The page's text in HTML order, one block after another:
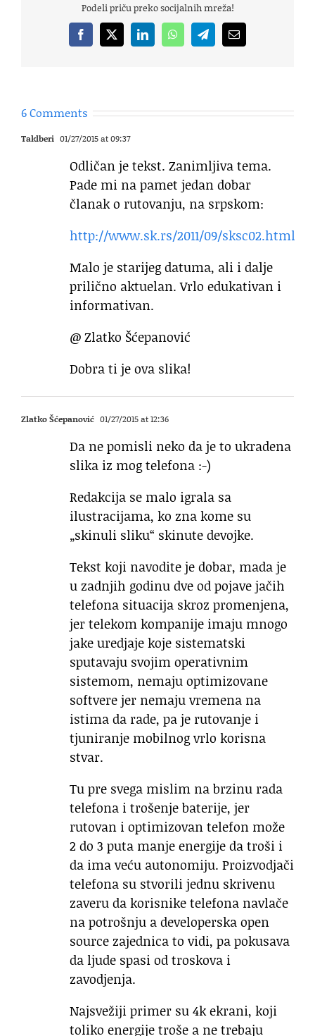
Podeli priču preko socijalnih mreža!
Facebook
X LinkedInWhatsAppTelegramEmail
6 Comments
Taklberi 01/27/2015 at 09:37
Odličan je tekst. Zanimljiva tema.
Pade mi na pamet jedan dobar
članak o rutovanju, na srpskom:
http://www.sk.rs/2011/09/sksc02.html
Malo je starijeg datuma, ali i dalje
prilično aktuelan. Vrlo edukativan i
informativan.
@ Zlatko Šćepanović
Dobra ti je ova slika!
Zlatko Šćepanović 01/27/2015 at 12:36
Da ne pomisli neko da je to ukradena
slika iz mog telefona :-)
Redakcija se malo igrala sa
ilustracijama, ko zna kome su
„skinuli sliku“ skinute devojke.
Tekst koji navodite je dobar, mada je
u zadnjih godinu dve od pojave jačih
telefona situacija skroz promenjena,
jer telekom kompanije imaju mnogo
jake uredjaje koje sistematski
sputavaju svojim operativnim
sistemom, nemaju optimizovane
softvere jer nemaju vremena na
istima da rade, pa je rutovanje i
tjuniranje mobilnog vrlo korisna
stvar.
Tu pre svega mislim na brzinu rada
telefona i trošenje baterije, jer
rutovan i optimizovan telefon može
2 do 3 puta manje energije da troši i
da ima veću autonomiju. Proizvodjači
telefona su stvorili jednu skrivenu
zaveru da korisnike telefona navlače
na potrošnju a developerska open
source zajednica to vidi, pa pokusava
da ljude spasi od troskova i
zavodjenja.
Najsvežiji primer su 4k ekrani, koji
toliko energije troše a ne trebaju